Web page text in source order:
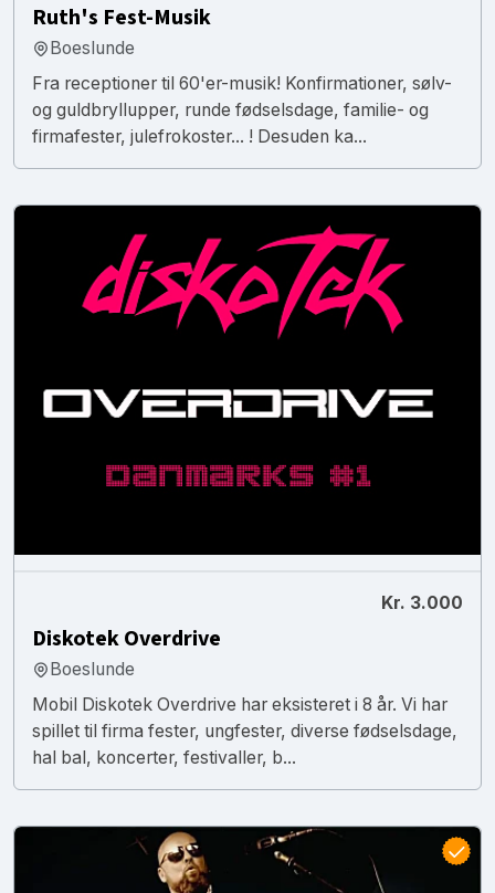
Ruth's Fest-Musik
Boeslunde
Fra receptioner til 60'er-musik! Konfirmationer, sølv-
og guldbryllupper, runde fødselsdage, familie- og
firmafester, julefrokoster... ! Desuden ka...
Kr. 3.000
Diskotek Overdrive
Boeslunde
Mobil Diskotek Overdrive har eksisteret i 8 år. Vi har
spillet til firma fester, ungfester, diverse fødselsdage,
hal bal, koncerter, festivaller, b...